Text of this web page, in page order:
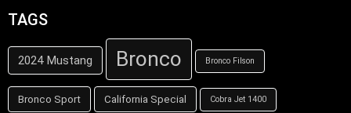
TAGS
2024 Mustang Bronco Bronco Filson
Bronco Sport California Special Cobra Jet 1400